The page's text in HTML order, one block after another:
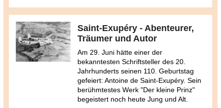
Saint-Exupéry - Abenteurer,
Träumer und Autor
Am 29. Juni hätte einer der
bekanntesten Schriftsteller des 20.
Jahrhunderts seinen 110. Geburtstag
gefeiert: Antoine de Saint-Exupéry. Sein
berühmtestes Werk "Der kleine Prinz"
begeistert noch heute Jung und Alt.